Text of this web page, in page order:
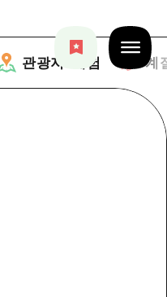
관광지・체험 계